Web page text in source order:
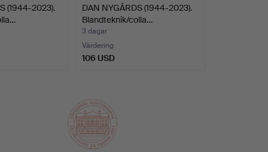
(1944-2023).
DAN NYGÅRDS (1944-2023).
Blandteknik/colla…
3 dagar
Värdering
106 USD